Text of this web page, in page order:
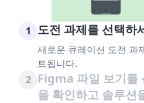
1 도전 과제를 선택하
새로운 큐레이션 도전 과
트됩니다.
2
Figma 파일 보기를
을 확인하고 솔루션